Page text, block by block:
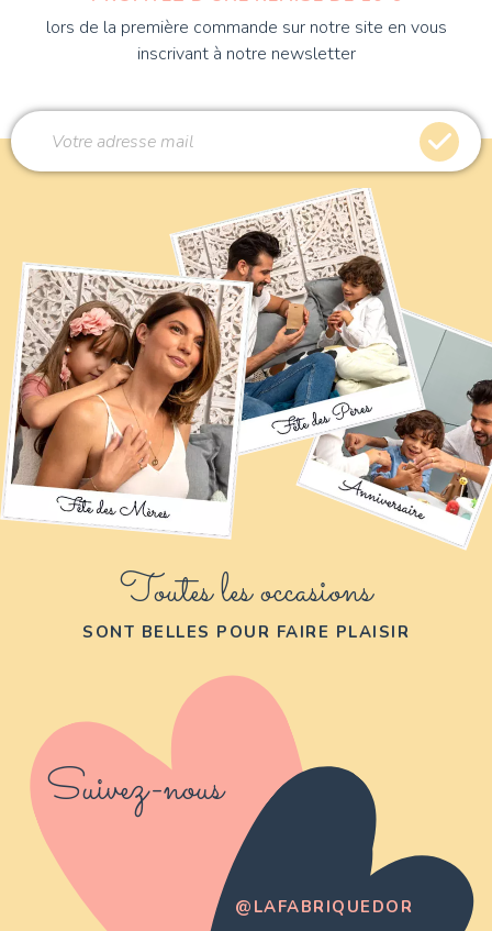
lors de la première commande sur notre site en vous
inscrivant à notre newsletter
Toutes les occasions
SONT BELLES POUR FAIRE PLAISIR
Suivez-nous
@LAFABRIQUEDOR